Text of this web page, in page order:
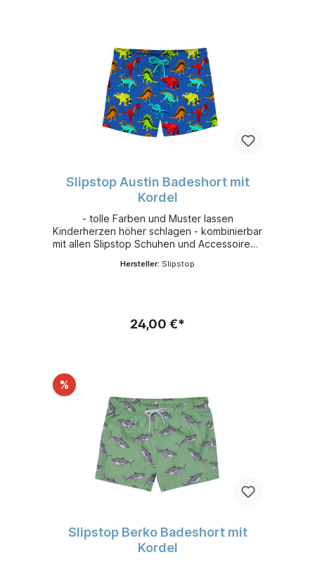
Slipstop Austin Badeshort mit
Kordel
- tolle Farben und Muster lassen
Kinderherzen höher schlagen - kombinierbar
mit allen Slipstop Schuhen und Accessoires -
schnelltrocknendem 100 % Polyester -
Hersteller: Slipstop
24,00 €*
%
Slipstop Berko Badeshort mit
Kordel